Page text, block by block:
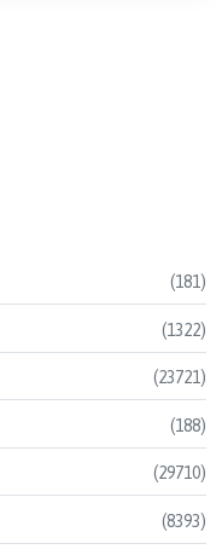
(181)
(1322)
(23721)
(188)
(29710)
(8393)